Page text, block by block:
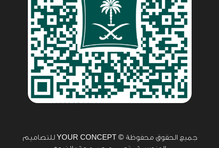
جميع الحقوق محفوظة
© YOUR CONCEPT للتصاميم